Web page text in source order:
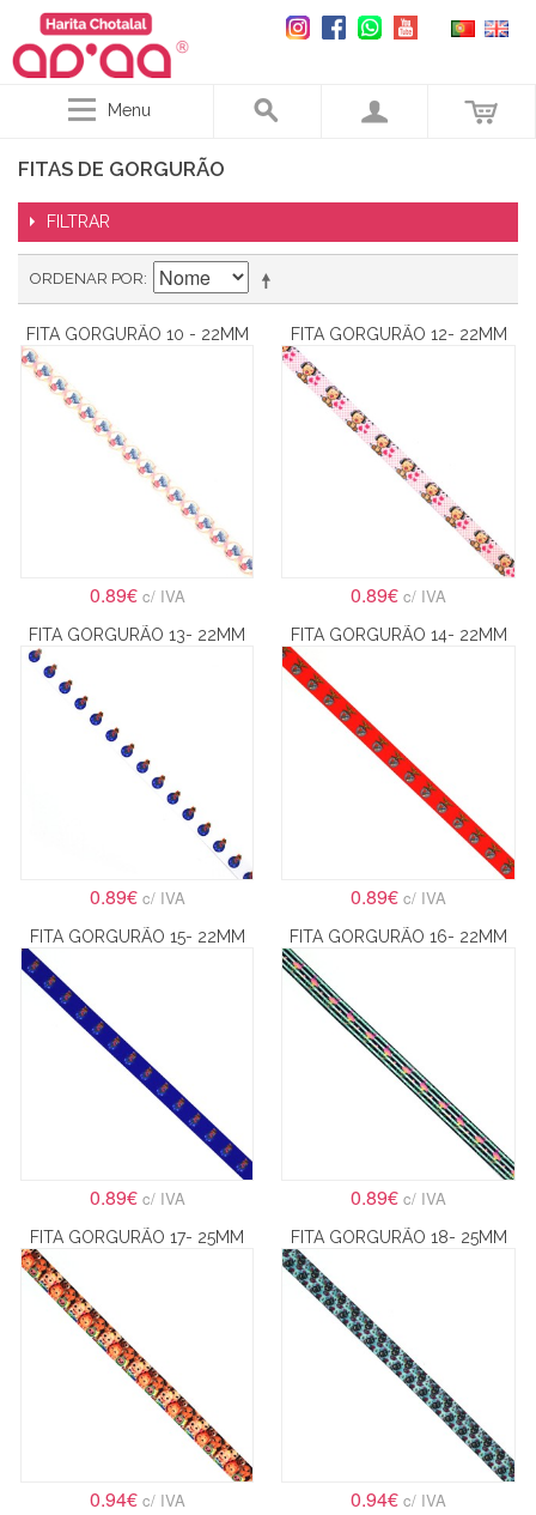
Menu
FITAS DE GORGURÃO
FILTRAR
ORDENAR POR
FITA GORGURÃO 10 - 22MM
0.89€ c/ IVA
FITA GORGURÃO 12- 22MM
0.89€c/ IVA
FITA GORGURÃO 13- 22MM
0.89€ c/ IVA
FITA GORGURÃO 14- 22MM
0.89€c/ IVA
FITA GORGURÃO 15- 22MM
0.89€ c/ IVA
FITA GORGURÃO 16- 22MM
0.89€c/ IVA
FITA GORGURÃO 17- 25MM
0.94€ c/ IVA
FITA GORGURÃO 18- 25MM
0.94€c/ IVA